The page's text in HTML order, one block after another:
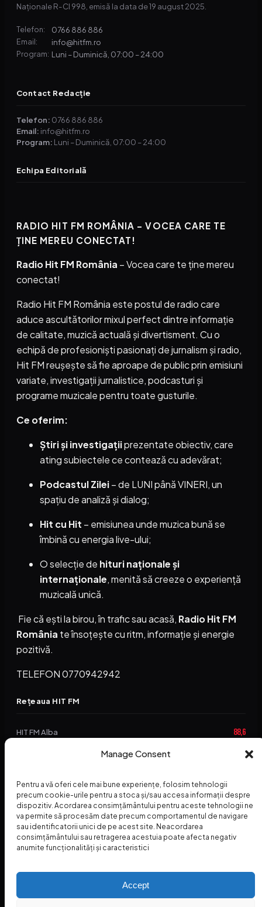
Manage Consent
Pentru a vă oferi cele mai bune experiențe, folosim tehnologii
precum cookie-urile pentru a stoca și/sau accesa informații despre
dispozitiv. Acordarea consimțământului pentru aceste tehnologii ne
va permite să procesăm date precum comportamentul de navigare
sau identificatorii unici de pe acest site. Neacordarea
consimțământului sau retragerea acestuia poate afecta negativ
anumite funcționalități și caracteristici
Accept
Naționale R-CI 998, emisă la data de 19 august 2025.
Telefon: 0766 886 886
Email: info@hitfm.ro
Program: Luni – Duminică, 07:00 – 24:00
Contact Redacție
Telefon: 0766 886 886
Email: info@hitfm.ro
Program: Luni – Duminică, 07:00 – 24:00
Echipa Editorială
RADIO HIT FM ROMÂNIA – VOCEA CARE TE
ȚINE MEREU CONECTAT!
Radio Hit FM România – Vocea care te ține mereu
conectat!
Radio Hit FM România este postul de radio care
aduce ascultătorilor mixul perfect dintre informație
de calitate, muzică actuală și divertisment. Cu o
echipă de profesioniști pasionați de jurnalism și radio,
Hit FM reușește să fie aproape de public prin emisiuni
variate, investigații jurnalistice, podcasturi și
programe muzicale pentru toate gusturile.
Ce oferim:
Știri și investigațiiprezentate obiectiv, care
ating subiectele ce contează cu adevărat;
Podcastul Zilei– de LUNI până VINERI, un
spațiu de analiză și dialog;
Hit cu Hit – emisiunea unde muzica bună se
îmbină cu energia live-ului;
O selecție de hituri naționale și
internaționale, menită să creeze o experiență
muzicală unică.
Fie că ești la birou, în trafic sau acasă, Radio Hit FM
România te însoțește cu ritm, informație și energie
pozitivă.
TELEFON 0770942942
Rețeaua HIT FM
HIT FM Alba 88,6
94,2
HIT FM Abrud 94,3
HIT FM Horezu 95,1
HIT FM Nehoiu 88,2